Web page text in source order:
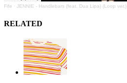
Fife · JENNIE - Handlebars (feat. Dua Lipa) (Loop ver.)
RELATED